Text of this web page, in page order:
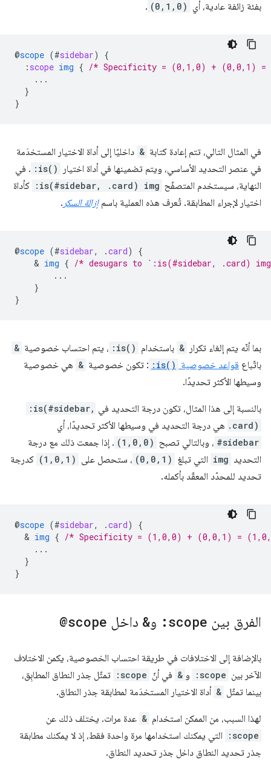
بفئة زائفة عادية، أي (0,1,0)
.
@scope (#sidebar)
{
: scope img { /* Specificity = (0,1,0) + (0,0,1)
...
}
}
في المثال التالي، تتم إعادة كتابة & داخليًا إلى أداة الاختيار المستخدَمة
في عنصر التحديد الأساسي، ويتم تضمينها في أداة اختيار
:is() . في
النهاية، سيستخدم المتصفّح :is(#sidebar, .card) img كأداة
اختيار لإجراء المطابقة. تُعرف هذه العملية باسمإزالة السكر .
@scope (#sidebar, .card)
{
    &
img { /* desugars to `:is(#sidebar, .card)
...
}
}
بما أنّه يتم إلغاء تكرار & باستخدام :is() ، يتم احتساب خصوصية &
باتّباع قواعد خصوصية :is() : تكون خصوصية & هي خصوصية
وسيطها الأكثر تحديدًا.
بالنسبة إلى هذا المثال، تكون درجة التحديد في :is(#sidebar,
.card) هي درجة التحديد في وسيطها الأكثر تحديدًا، أي
#sidebar ، وبالتالي تصبح (1,0,0) . إذا جمعت ذلك مع درجة
التحديد img التي تبلغ (0,0,1) ، ستحصل على (1,0,1) كدرجة
تحديد للمحدّد المعقّد بأكمله.
@scope (#sidebar, .card)
{
  &
img { /* Specificity = (1,0,0) + (0,0,1) =
...
}
}
الفرق بين :scope و& داخل @scope
بالإضافة إلى الاختلافات في طريقة احتساب الخصوصية، يكمن الاختلاف
الآخر بين :scope و & في أنّ :scope تمثّل جذر النطاق المطابِق،
بينما تمثّل & أداة الاختيار المستخدَمة لمطابقة جذر النطاق.
لهذا السبب، من الممكن استخدام & عدة مرات. يختلف ذلك عن
:scope
التي يمكنك استخدامها مرة واحدة فقط، إذ لا يمكنك مطابقة
جذر تحديد النطاق داخل جذر تحديد النطاق.